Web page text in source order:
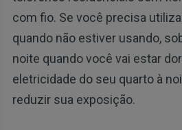
com fio. Se você precisa
quando não estiver usando,
noite quando você vai estar
eletricidade do seu quarto à
reduzir sua exposição.